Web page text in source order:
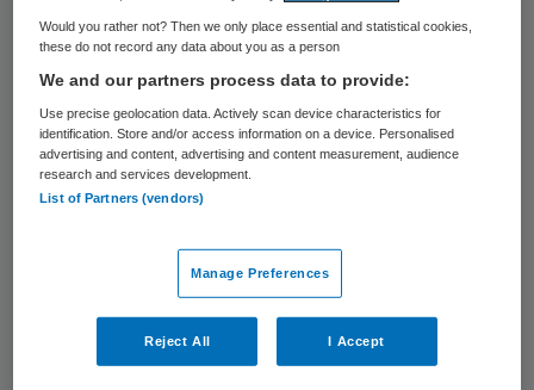
al genoeg. Laat zorgaanbieders elkaar
aanvullen in plaats van te streven naar
size fits all. Goed overleg is de belangrijkste
randvoorwaarde. Wat doe jij en wat doe ik?
Als er wordt gezegd dat iets niet kan, heb
het er dan met elkaar over.
Neem nou Antje Loorbach uit het Friese
Grou. Zij zegt: “Ik had veel problemen en er
Would you rather not? Then we only place essential and statistical cookies,
these do not record any data about you as a person
We and our partners process data to provide:
Use precise geolocation data. Actively scan device characteristics for
identification. Store and/or access information on a device. Personalised
advertising and content, advertising and content measurement, audience
research and services development.
List of Partners (vendors)
Manage Preferences
Reject All I Accept